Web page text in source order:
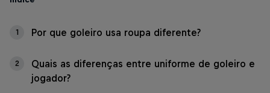
1 Por que goleiro usa roupa diferente?
2
Quais as diferenças entre uniforme de goleiro e
jogador?